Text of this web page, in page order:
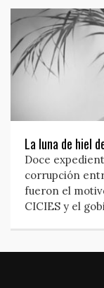
La luna de hiel
Doce
corrupción
fueron el
CICIES y el